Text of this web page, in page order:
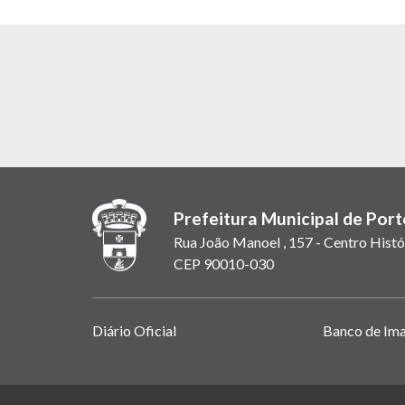
Prefeitura Municipal de
Rua João Manoel , 157 - Centro
CEP 90010-030
Links
Diário Oficial Banco de